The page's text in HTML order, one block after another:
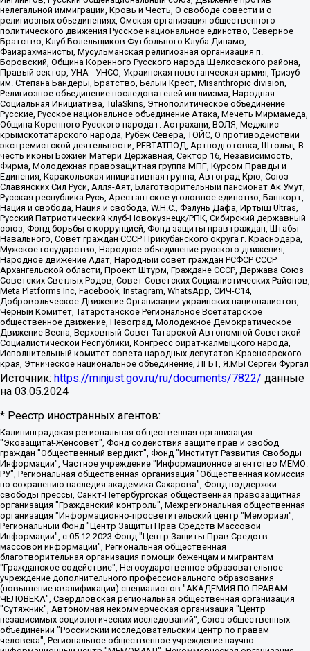
нелегальной иммиграции, Кровь и Честь, О свободе совести и о
религиозных объединениях, Омская организация общественного
политического движения Русское национальное единство, Северное
Братство, Клуб Болельщиков Футбольного Клуба Динамо,
Файзрахманисты, Мусульманская религиозная организация п.
Боровский, Община Коренного Русского народа Щелковского района,
Правый сектор, УНА - УНСО, Украинская повстанческая армия, Тризуб
им. Степана Бандеры, Братство, Белый Крест, Misanthropic division,
Религиозное объединение последователей инглиизма, Народная
Социальная Инициатива, TulaSkins, Этнополитическое объединение
Русские, Русское национальное объединение Атака, Мечеть Мирмамеда,
Община Коренного Русского народа г. Астрахани, ВОЛЯ, Меджлис
крымскотатарского народа, Рубеж Севера, ТОЙС, О противодействии
экстремистской деятельности, РЕВТАТПОД, Артподготовка, Штольц, В
честь иконы Божией Матери Державная, Сектор 16, Независимость,
Фирма, Молодежная правозащитная группа МПГ, Курсом Правды и
Единения, Каракольская инициативная группа, Автоград Крю, Союз
Славянских Сил Руси, Алля-Аят, Благотворительный пансионат Ак Умут,
Русская республика Русь, Арестантское уголовное единство, Башкорт,
Нация и свобода, Нация и свобода, W.H.С., Фалунь Дафа, Иртыш Ultras,
Русский Патриотический клуб-Новокузнецк/РПК, Сибирский державный
союз, Фонд борьбы с коррупцией, Фонд защиты прав граждан, Штабы
Навального, Совет граждан СССР Прикубанского округа г. Краснодара,
Мужское государство, Народное объединение русского движения,
Народное движение Адат, Народный совет граждан РСФСР СССР
Архангельской области, Проект Штурм, Граждане СССР, Держава Союз
Советских Светлых Родов, Совет Советских Социалистических Районов,
Meta Platforms Inc, Facebook, Instagram, WhatsApp, СИЧ-С14,
Добровольческое Движение Организации украинских националистов,
Черный Комитет, Татарстанское Региональное Всетатарское
общественное движение, Невоград, Молодежное Демократическое
Движение Весна, Верховный Совет Татарской Автономной Советской
Социалистической Республики, Конгресс ойрат-калмыцкого народа,
Исполнительный комитет совета народных депутатов Красноярского
края, Этническое национальное объединение, ЛГБТ, Я.МЫ Сергей Фургал
Источник: https://minjust.gov.ru/ru/documents/7822/ данные
на 03.05.2024
* Реестр иностранных агентов:
Калининградская региональная общественная организация "Экозащита!-Женсовет", Фонд содействия защите прав и свобод граждан "Общественный вердикт", Фонд "Институт Развития Свободы Информации", Частное учреждение "Информационное агентство МЕМО. РУ", Региональная общественная организация "Общественная комиссия по сохранению наследия академика Сахарова", Фонд поддержки свободы прессы, Санкт-Петербургская общественная правозащитная организация "Гражданский контроль", Межрегиональная общественная организация "Информационно-просветительский центр "Мемориал", Региональный Фонд "Центр Защиты Прав Средств Массовой Информации", с 05.12.2023 Фонд "Центр Защиты Прав Средств массовой информации", Региональная общественная благотворительная организация помощи беженцам и мигрантам "Гражданское содействие", Негосударственное образовательное учреждение дополнительного профессионального образования (повышение квалификации) специалистов "АКАДЕМИЯ ПО ПРАВАМ ЧЕЛОВЕКА", Свердловская региональная общественная организация "Сутяжник", Автономная некоммерческая организация "Центр независимых социологических исследований", Союз общественных объединений "Российский исследовательский центр по правам человека", Региональное общественное учреждение научно-информационный центр "МЕМОРИАЛ", Некоммерческая организация "Фонд защиты гласности", Автономная некоммерческая организация "Институт прав человека", Городская общественная организация "Екатеринбургское общество "МЕМОРИАЛ", Городская общественная организация "Рязанское историко-просветительское и правозащитное общество "Мемориал" (Рязанский Мемориал), Челябинский региональный орган общественной самодеятельности – женское общественное объединение "Женщины Евразии", Челябинский региональный орган общественной самодеятельности "Уральская правозащитная группа", Фонд содействия защите здоровья и социальной справедливости имени Андрея Рылькова, Автономная Некоммерческая Организация "Аналитический Центр Юрия Левады", Автономная некоммерческая организация социальной поддержки населения "Проект Апрель", Региональная общественная организация помощи женщинам и детям, находящимся в кризисной ситуации "Информационно-методический центр "Анна", Фонд содействия развитию массовых коммуникаций и правовому просвещению "Так-так-Так", Фонд содействия устойчивому развитию "Серебряная тайга", Свердловский региональный общественный фонд социальных проектов "Новое время", "Idel.Реалии", Кавказ.Реалии, Крым.Реалии, Телеканал Настоящее Время, Татаро-башкирская служба Радио Свобода (Azatliq Radiosi), Радио Свободная Европа/Радио Свобода (PCE/PC), "Сибирь.Реалии", "Фактограф", Благотворительный фонд помощи осужденным и их семьям, Автономная некоммерческая организация "Институт глобализации и социальных движений", Фонд "В защиту прав заключенных", Частное учреждение "Центр поддержки и содействия развитию средств массовой информации", Пензенский региональный общественный благотворительный фонд "Гражданский союз", "Север.Реалии", Некоммерческая организация Фонд "Правовая инициатива", Общество с ограниченной ответственностью "Радио Свободная Европа/Радио Свобода", Чешское информационное агентство "MEDIUM-ORIENT", Красноярская региональная общественная организация "Мы против СПИДа", Камалягин Денис Николаевич, Маркелов Сергей Евгеньевич, Пономарев Лев Александрович, Савицкая Людмила Алексеевна, Автономная некоммерческая организация "Центр по работе с проблемой насилия "НАСИЛИЮ.НЕТ", Межрегиональный профессиональный союз работников здравоохранения "Альянс врачей", Юридическое лицо, зарегистрированное в Латвийской Республике, SIA "Medusa Project" (регистрационный номер 40103797863, дата регистрации 10.06.2014), Некоммерческая организация "Фонд по борьбе с коррупцией", Автономная некоммерческая организация "Институт права и публичной политики", Баданин Роман Сергеевич, Гликин Максим Александрович, Железнова Мария Михайловна, Лукьянова Юлия Сергеевна, Маетная Елизавета Витальевна, Маняхин Петр Борисович, Чуракова Ольга Владимировна, Ярош Юлия Петровна, Юридическое лицо "The Insider SIA", зарегистрированное в Риге, Латвийская Республика (дата регистрации 26.06.2015), являющееся администратором доменного имени интернет-издания "The Insider SIA", https://theins.ru, Постернак Алексей Евгеньевич, Рубин Михаил Аркадьевич, Анин Роман Александрович, Юридическое лицо Istories fonds, зарегистрированное в Латвийской Республике (регистрационный номер 50008295751, дата регистрации 24.02.2020), Великовский Дмитрий Александрович, Долинина Ирина Николаевна, Мароховская Алеся Алексеевна, Шлейнов Роман Юрьевич, Шмагун Олеся Валентиновна, Общество с ограниченной ответственностью "Альтаир 2021", Общество с ограниченной ответственностью "Вега 2021", Общество с ограниченной ответственностью "Главный редактор 2021", Общество с ограниченной ответственностью "Ромашки монолит", Важенков Артем Валерьевич, Ивановская областная общественная организация "Центр гендерных исследований", Гурман Юрий Альбертович, Медиапроект "ОВД-Инфо", Егоров Владимир Владимирович, Жилинский Владимир Александрович, Общество с ограниченной ответственностью "ЗП", Иванова София Юрьевна, Карезина Инна Павловна, Кильтау Екатерина Викторовна, Петров Алексей Викторович, Пискунов Сергей Евгеньевич, Смирнов Сергей Сергеевич, Тихонов Михаил Сергеевич, Общество с ограниченной ответственностью "ЖУРНАЛИСТ-ИНОСТРАННЫЙ АГЕНТ", Арапова Галина Юрьевна, Вольтская Татьяна Анатольевна, Американская компания "Mason G.E.S. Anonymous Foundation" (США), являющаяся владельцем интернет-издания https://mnews.world/, Компания "Stichting Bellingcat", зарегистрированная в Нидерландах (дата регистрации 11.07.2018), Захаров Андрей Вячеславович, Клепиковская Екатерина Дмитриевна, Общество с ограниченной ответственностью "МЕМО", Перл Роман Александрович, Симонов Евгений Алексеевич, Соловьева Елена Анатольевна, Сотников Даниил Владимирович, Сурначева Елизавета Дмитриевна, Автономная некоммерческая организация по защите прав человека и информированию населения "Якутия – Наше Мнение", Общество с ограниченной ответственностью "Москоу диджитал медиа", с 26.01.2023 Общество с ограниченной ответственностью "Чайка Белые сады", Ветошкина Валерия Валерьевна, Заговора Максим Александрович, Межрегиональное общественное движение "Российская ЛГБТ - сеть", Оленичев Максим Владимирович, Павлов Иван Юрьевич, Скворцова Елена Сергеевна, Общество с ограниченной ответственностью "Как бы инагент", Кочетков Игорь Викторович, Общество с ограниченной ответственностью "Честные выборы", Еланчик Олег Александрович, Общество с ограниченной ответственностью "Нобелевский призыв", Гималова Регина Эмилевна, Григорьев Андрей Валерьевич, Григорьева Алина Александровна, Ассоциация по содействию защите прав призывников, альтернативнослужащих и военнослужащих "Правозащитная группа "Гражданин.Армия.Право", Хисамова Регина Фаритовна, Автономная некоммерческая организация по реализации социально-правовых программ "Лилит", Дальневосточное общественное движение "Маяк", Санкт-Петербургская ЛГБТ-инициативная группа "Выход", Инициативная группа ЛГБТ+ "Реверс", Алексеев Андрей Викторович, Бекбулатова Таисия Львовна, Беляев Иван Михайлович, Владыкина Елена Сергеевна, Гельман Марат Александрович, Никульшина Вероника Юрьевна, Толоконникова Надежда Андреевна, Шендерович Виктор Анатольевич, Общество с ограниченной ответственностью "Данное сообщение", Общество с ограниченной ответственностью Издательский дом "Новая глава", Айнбиндер Александра Александровна, Московский комьюнити-центр для ЛГБТ+инициатив, Благотворительный фонд развития филантропии, Deutsche Welle (Германия, Kurt-Schumacher-Strasse 3, 53113 Bonn), Борзунова Мария Михайловна, Воробьев Виктор Викторович, Голубева Анна Львовна, Константинова Алла Михайловна, Малкова Ирина Владимировна, Мурадов Мурад Абдулгалимович, Осетинская Елизавета Николаевна, Понасенков Евгений Николаевич, Ганапольский Матвей Юрьевич, Киселев Евгений Алексеевич, Борухович Ирина Григорьевна, Дремин Иван Тимофеевич, Дубровский Дмитрий Викторович, Красноярская региональная общественная организация поддержки и развития альтернативных образовательных технологий и межкультурных коммуникаций "ИНТЕРРА", Маяковская Екатерина Алексеевна, Фейгин Марк Захарович, Филимонов Андрей Викторович, Дзугкоева Регина Николаевна, Доброхотов Роман Александрович, Дудь Юрий Александрович, Елкин Сергей Владимирович, Кругликов Кирилл Игоревич, Сабунаева Мария Леонидовна, Семенов Алексей Владимирович, Шаинян Карен Багратович, Шульман Екатерина Михайловна, Асафьев Артур Валерьевич, Вахштайн Виктор Семенович, Венедиктов Алексей Алексеевич, Лушникова Екатерина Евгеньевна, Волков Леонид Михайлович, Невзоров Александр Глебович, Пархоменко Сергей Борисович, Сироткин Ярослав Николаевич, Кара-Мурза Владимир Владимирович, Баранова Наталья Владимировна, Гозман Леонид Яковлевич, Кагарлицкий Борис Юльевич, Климарев Михаил Валерьевич, Милов Владимир Станиславович, Автономная некоммерческая организация Краснодарский центр современного искусства "Типография", Моргенштерн Алишер Тагирович, Соболь Любовь Эдуардовна, Общество с ограниченной ответственностью "ЛИЗА НОРМ", Каспаров Гарри Кимович, Ходорковский Михаил Борисович, Общество с ограниченной ответственностью "Апрельские тезисы", Данилович Ирина Брониславовна, Кашин Олег Владимирович, Петров Николай Владимирович, Пивоваров Алексей Владимирович, Соколов Михаил Владимирович, Цветкова Юлия Владимировна, Чичваркин Евгений Александрович, Комитет против пыток/Команда против пыток, Общество с ограниченной ответственностью "Первый научный", Общество с ограниченной ответственностью "Вертолет и ко", Белоцерковская Вероника Борисовна, Кац Максим Евгеньевич, Лазарева Татьяна Юрьевна, Шаведдинов Руслан Табризович, Яшин Илья Валерьевич, Общество с ограниченной ответственностью "Иноагент ААВ", Алешковский Дмитрий Петрович, Альбац Евгения Марковна, Быков Дмитрий Львович, Галямина Юлия Евгеньевна, Лойко Сергей Леонидович, Мартынов Кирилл Константинович, Медведев Сергей Александрович, Крашенинников Федор Геннадиевич, Гордеева Катерина Вл